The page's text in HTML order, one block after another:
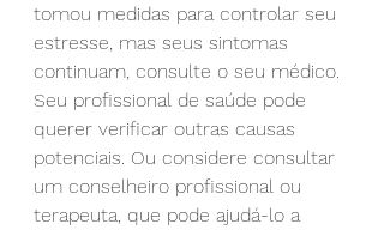
tomou medidas para controlar seu
estresse, mas seus sintomas
continuam, consulte o seu médico.
Seu profissional de saúde pode
querer verificar outras causas
potenciais. Ou considere consultar
um conselheiro profissional ou
terapeuta, que pode ajudá-lo a